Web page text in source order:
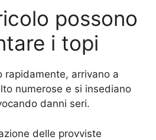
possono
i topi
rapidamente, arrivano a
numerose e si insediano
danni seri.
delle provviste